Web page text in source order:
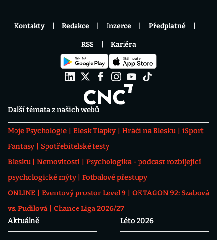
Další témata z našich webů
Moje Psychologie Blesk Tlapky Hráči na Blesku
iSport
Fantasy
Spotřebitelské testy
Blesku
Nemovitosti
Psychologika - podcast rozbíjející
psychologické mýty
Fotbalové přestupy
ONLINE
Eventový prostor Level 9
OKTAGON 92: Szabová
vs. Pudilová
Chance Liga 2026/27
Aktuálně
Léto 2026
Kontakty Redakce Inzerce Předplatné
RSS Kariéra